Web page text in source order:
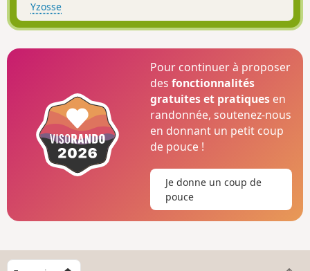
Yzosse
Pour continuer à proposer
desfonctionnalités
gratuites et pratiques en
randonnée, soutenez-nous
en donnant un petit coup
de pouce !
Je donne un coup de
pouce
C